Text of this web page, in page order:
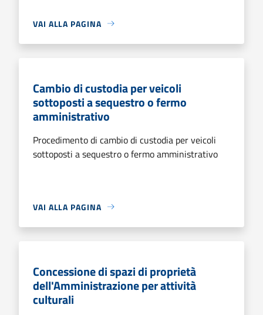
VAI ALLA PAGINA
Cambio di custodia per veicoli
sottoposti a sequestro o fermo
amministrativo
Procedimento di cambio di custodia per veicoli
sottoposti a sequestro o fermo amministrativo
VAI ALLA PAGINA
Concessione di spazi di proprietà
dell'Amministrazione per attività
culturali